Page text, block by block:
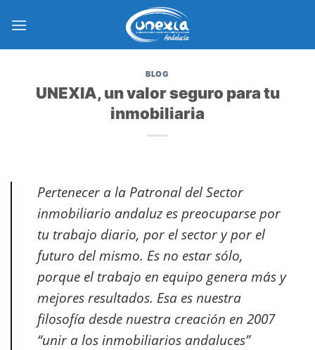
BLOG
UNEXIA, un valor seguro para tu
inmobiliaria
Pertenecer a la Patronal del Sector
inmobiliario andaluz es preocuparse por
tu trabajo diario, por el sector y por el
futuro del mismo. Es no estar sólo,
porque el trabajo en equipo genera más y
mejores resultados. Esa es nuestra
filosofía desde nuestra creación en 2007
“unir a los inmobiliarios andaluces”